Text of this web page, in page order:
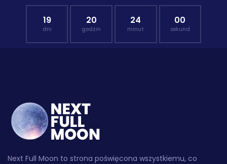
19
dni
20
godzin
23
minut
59
sekund
Next Full Moon to strona poświęcona wszystkiemu, co